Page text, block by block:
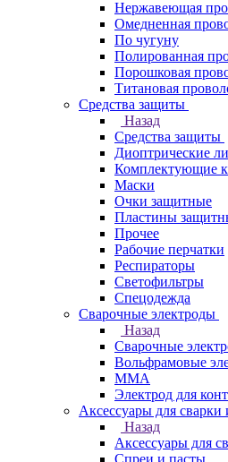
Нержавеющая
Омедненная
По чугуну
Полированная
Порошковая
Титановая
Средства защиты
Назад
Средства защиты
Диоптрические
Комплектующие
Маски
Очки защитные
Пластины
Прочее
Рабочие перчатки
Респираторы
Светофильтры
Спецодежда
Сварочные электроды
Назад
Сварочные
Вольфрамовые
ММА
Электрод для
Аксессуары для сварки
Назад
Аксессуары для
Спреи и пасты